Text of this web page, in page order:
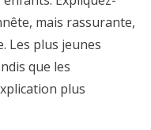
mais rassurante,
Les plus jeunes
que les
plus